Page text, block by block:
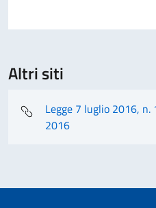
Altri siti
Legge 7 luglio 2016,
2016